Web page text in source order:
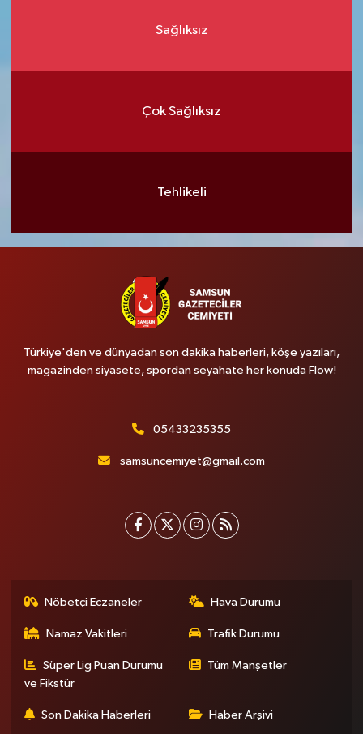
Sağlıksız
Çok Sağlıksız
Tehlikeli
Türkiye'den ve dünyadan son dakika haberleri, köşe yazıları,
magazinden siyasete, spordan seyahate her konuda Flow!
05433235355
samsuncemiyet@gmail.com
Nöbetçi Eczaneler Hava Durumu
Namaz Vakitleri Trafik Durumu
Süper Lig Puan Durumu
ve Fikstür
Tüm Manşetler
Son Dakika Haberleri Haber Arşivi